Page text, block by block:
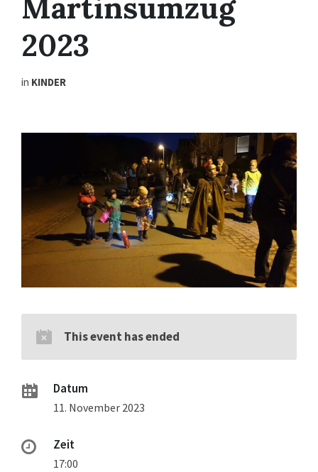
2023
in KINDER
This event has ended
Datum
11. November 2023
Zeit
17:00